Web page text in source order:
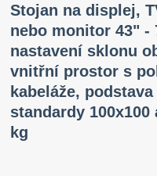
Stojan na displej,
nebo monitor 43" -
nastavení sklonu
vnitřní prostor s
kabeláže,
standardy 100x100
kg